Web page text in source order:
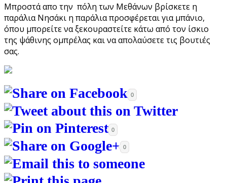
Μπροστά απο την πόλη των Μεθάνων βρίσκετε η
παράλια Νησάκι η παράλια προσφέρεται για μπάνιο,
όπου μπορείτε να ξεκουραστείτε κάτω από τον ίσκιο
της ψάθινης ομπρέλας και να απολαύσετε τις βουτιές
σας.
0
0
0